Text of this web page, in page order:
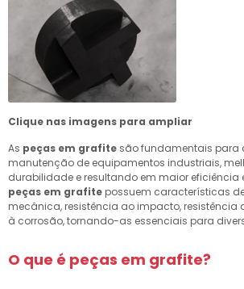
Clique nas imagens para ampliar
As peças em grafite são fundamentais para
manutenção de equipamentos industriais,
durabilidade e resultando em maior eficiência
peças em grafite possuem características
mecânica, resistência ao impacto, resistência
à corrosão, tornando-as essenciais para
O que é peças em grafite?